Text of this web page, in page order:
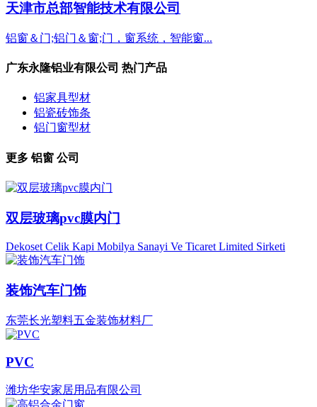
天津市总部智能技术有限公司
铝窗＆门;铝门＆窗;门，窗系统，智能窗...
广东永隆铝业有限公司 热门产品
铝家具型材
铝瓷砖饰条
铝门窗型材
更多铝窗 公司
双层玻璃pvc膜内门
Dekoset Celik Kapi Mobilya Sanayi Ve Ticaret Limited Sirketi
装饰汽车门饰
东莞长光塑料五金装饰材料厂
PVC
潍坊华安家居用品有限公司